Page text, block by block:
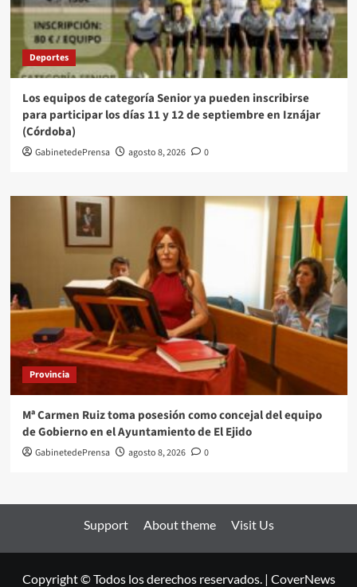
Deportes
Los equipos de categoría Senior ya pueden inscribirse
para participar los días 11 y 12 de septiembre en Iznájar
(Córdoba)
GabinetedePrensa agosto 8, 2026 0
Provincia
Mª Carmen Ruiz toma posesión como concejal del equipo
de Gobierno en el Ayuntamiento de El Ejido
GabinetedePrensa agosto 8, 2026 0
Support About theme Visit Us
Copyright © Todos los derechos reservados. | CoverNews